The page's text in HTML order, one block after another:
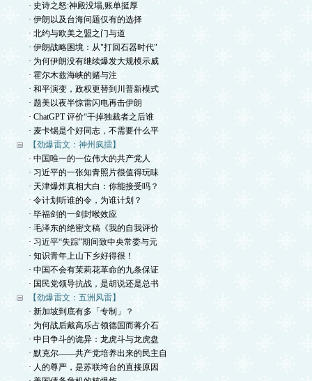
· 史诗之怒:神殿没塌,账单挺厚
· 伊朗以及台海问题仅有的选择
· 北约与欧美之盟之门与道
· 伊朗战略困境：从"打回石器时代"
· 为何伊朗没有继续爆发大规模示威
· 霍尔木兹海峡的赌与注
· 和平演变，政权更替到川普新模式
· 题美以夜半惊雷闪电再击伊朗
· ChatGPT 评价“干掉独裁者之后谁
· 麦卡锡是个好同志，不需要什么平
【劲爆雷文：神州疯擂】
· 中国唯一的一位伟大的共产党人
· 习近平的一张知青照片很值得玩味
· 天津爆炸真相大白：你能接受吗？
· 令计划听谁的令，为谁计划？
· 毕福剑的一剑封喉效应
· 毛泽东的绝密文稿《我的自我评价
· 习近平“失踪”期间致中央常委与元
· 知识青年上山下乡好得很！
· 中国不会有茉莉花革命的九条保证
· 国民党领导抗战，是胡说还是总书
【劲爆雷文：五洲风雷】
· 新加坡到底有多「专制」？
· 为何战后戴高乐占领德国而蒋介石
· 中日争斗的诡异：龙虎斗与龙虎盘
· 默克尔——共产党培养出来的民主自
· 人的尊严，是苏联垮台的直接原因